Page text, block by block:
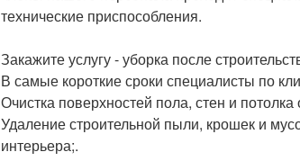
технические приспособления.
Закажите услугу - уборка после
В самые короткие сроки специалисты по
Очистка поверхностей пола, стен и
Удаление строительной пыли, крошек и
интерьера;.